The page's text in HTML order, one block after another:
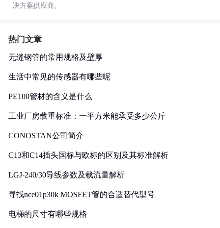
决方案供应商。
热门文章
无缝钢管的常用规格及壁厚
生活中常见的传感器有哪些呢
PE100管材的含义是什么
工业厂房载重标准：一平方米能承受多少公斤
CONOSTAN公司简介
C13和C14插头国标与欧标的区别及其标准解析
LGJ-240/30导线参数及载流量解析
寻找nce01p30k MOSFET管的合适替代型号
电梯的尺寸有哪些规格